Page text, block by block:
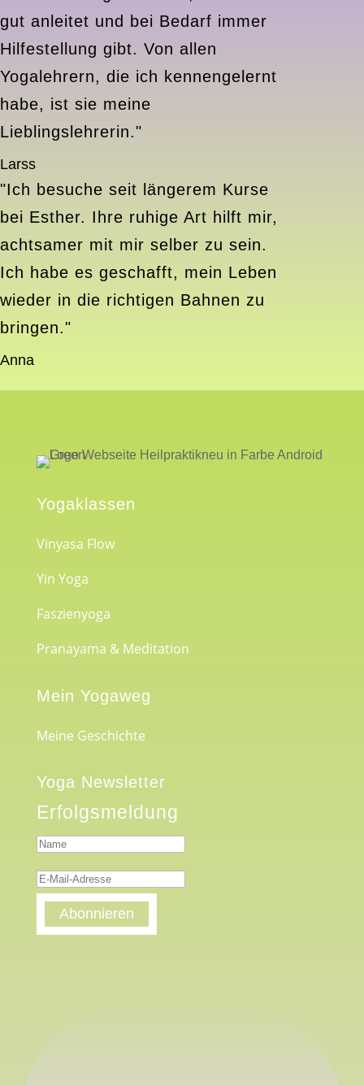
gut anleitet und bei Bedarf immer
Hilfestellung gibt. Von allen
Yogalehrern, die ich kennengelernt
habe, ist sie meine
Lieblingslehrerin."
Larss
"Ich besuche seit längerem Kurse
bei Esther. Ihre ruhige Art hilft mir,
achtsamer mit mir selber zu sein.
Ich habe es geschafft, mein Leben
wieder in die richtigen Bahnen zu
bringen."
Anna
Yogaklassen
Vinyasa Flow
Yin Yoga
Faszienyoga
Pranayama & Meditation
Mein Yogaweg
Meine Geschichte
Yoga Newsletter
Erfolgsmeldung
Abonnieren